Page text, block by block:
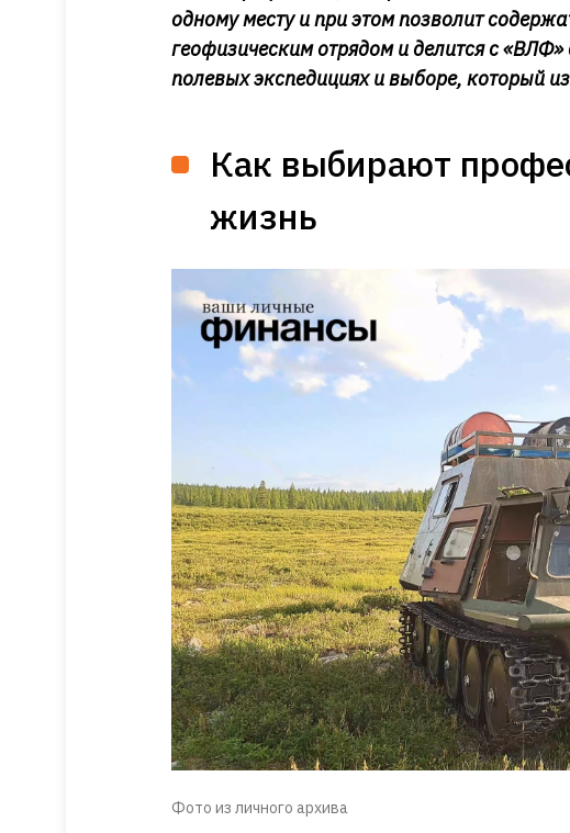
одному месту и при этом позволит
геофизическим отрядом и делится с
полевых экспедициях и выборе, который
Как выбирают
жизнь
Фото из личного архива